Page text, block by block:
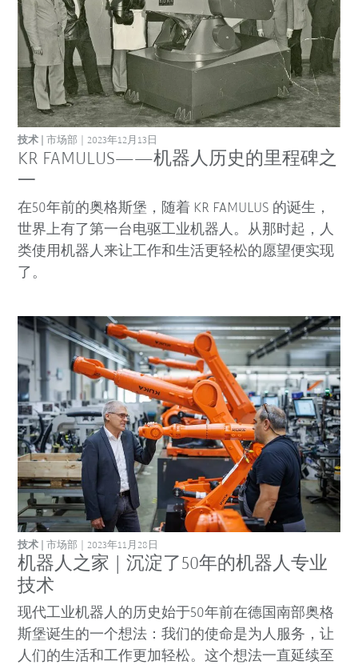
KR FAMULUS——机器人历史的里程碑之
一
技术 市场部 2023年12月13日
在50年前的奥格斯堡，随着 KR FAMULUS 的诞生，
世界上有了第一台电驱工业机器人。从那时起，人
类使用机器人来让工作和生活更轻松的愿望便实现
了。
机器人之家 | 沉淀了50年的机器人专业
技术
技术 市场部 2023年11月28日
现代工业机器人的历史始于50年前在德国南部奥格
斯堡诞生的一个想法：我们的使命是为人服务，让
人们的生活和工作更加轻松。这个想法一直延续至